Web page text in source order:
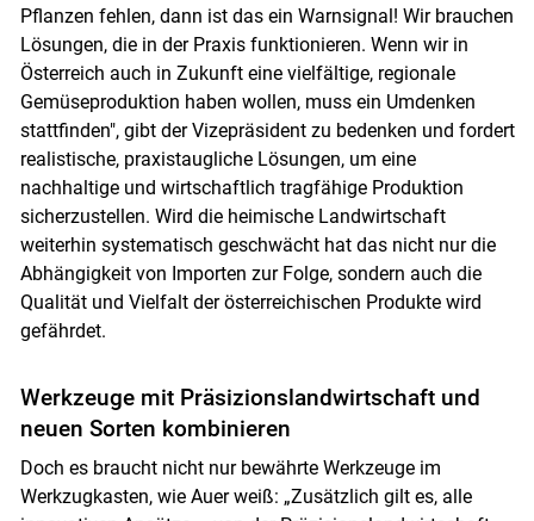
Pflanzen fehlen, dann ist das ein Warnsignal! Wir brauchen
Lösungen, die in der Praxis funktionieren. Wenn wir in
Österreich auch in Zukunft eine vielfältige, regionale
Gemüseproduktion haben wollen, muss ein Umdenken
stattfinden", gibt der Vizepräsident zu bedenken und fordert
realistische, praxistaugliche Lösungen, um eine
nachhaltige und wirtschaftlich tragfähige Produktion
sicherzustellen. Wird die heimische Landwirtschaft
weiterhin systematisch geschwächt hat das nicht nur die
Abhängigkeit von Importen zur Folge, sondern auch die
Qualität und Vielfalt der österreichischen Produkte wird
gefährdet.
Werkzeuge mit Präsizionslandwirtschaft und
neuen Sorten kombinieren
Doch es braucht nicht nur bewährte Werkzeuge im
Werkzugkasten, wie Auer weiß: „Zusätzlich gilt es, alle